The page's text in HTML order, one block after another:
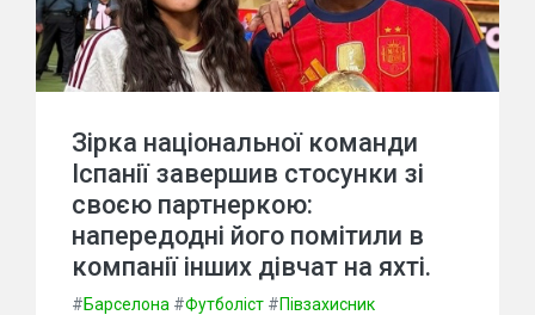
Зірка національної команди
Іспанії завершив стосунки зі
своєю партнеркою:
напередодні його помітили в
компанії інших дівчат на яхті.
#Барселона #Футболіст #Півзахисник